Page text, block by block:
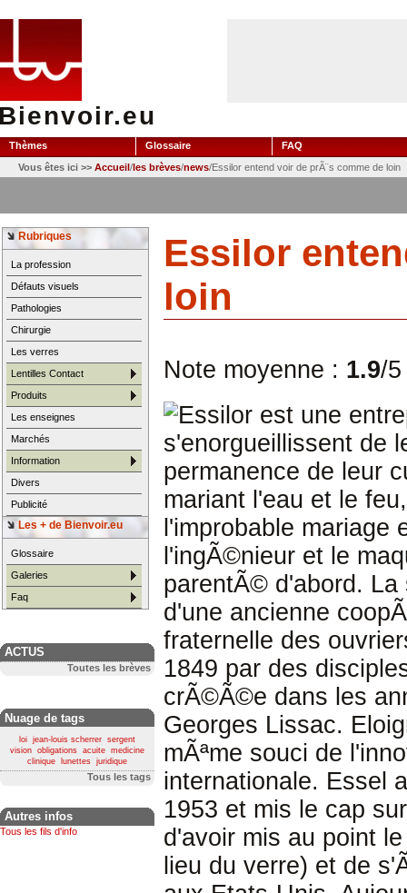
Thèmes Glossaire
FAQ
Vous êtes ici >> Accueil/les brèves/news/Essilor entend voir de prÃ¨s comme de loin
Rubriques
La profession
Défauts visuels
Pathologies
Chirurgie
Les verres
Lentilles Contact
Produits
Les enseignes
Marchés
Information
Divers
Publicité
Les + de Bienvoir.eu
Glossaire
Galeries
Faq
ACTUS
Toutes les brèves
Nuage de tags
loi jean-louis scherrer
sergent
vision
obligations acuite
medicine
clinique
lunettes juridique
Tous les tags
Autres infos
Tous les fils d'info
Essilor
loin
Note moyenne : 1.9/5
Essilor est une
s'enorgueillissent de
permanence de leur
mariant l'eau et le
l'improbable mariage
l'ingÃ©nieur et le
parentÃ© d'abord.
d'une ancienne
fraternelle des
1849 par des
crÃ©Ã©e dans les
Georges Lissac.
mÃªme souci de
internationale. Essel
1953 et mis le cap
d'avoir mis au point
lieu du verre) et de